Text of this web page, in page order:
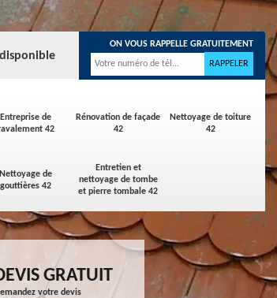
Entreprise de
42
Rénovation de façade
42
Nettoyage de toiture
42
Nettoyage de
gouttières 42
Entretien et
nettoyage de tombe
et pierre tombale 42
ON VOUS RAPPELLE GRATUITEMENT
GRATUIT
votre devis